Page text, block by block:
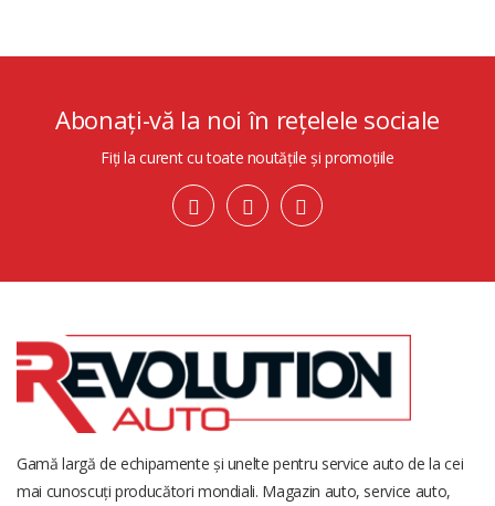
Abonați-vă la noi în rețelele sociale
Fiți la curent cu toate noutățile și promoțiile
Gamă largă de echipamente și unelte pentru service auto de la cei
mai cunoscuți producători mondiali. Magazin auto, service auto,